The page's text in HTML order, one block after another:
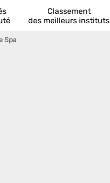
Classement
des meilleurs instituts
Spa